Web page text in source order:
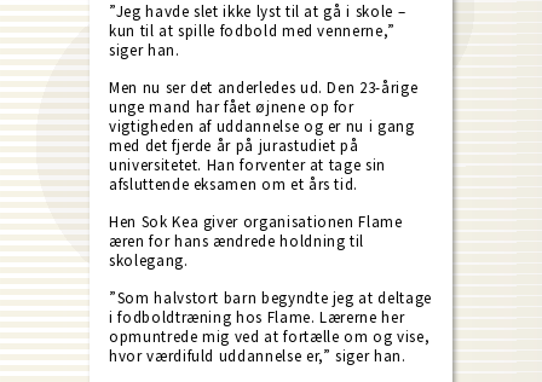
”Jeg havde slet ikke lyst til at gå i skole –
kun til at spille fodbold med vennerne,”
siger han.
Men nu ser det anderledes ud. Den 23-årige
unge mand har fået øjnene op for
vigtigheden af uddannelse og er nu i gang
med det fjerde år på jurastudiet på
universitetet. Han forventer at tage sin
afsluttende eksamen om et års tid.
Hen Sok Kea giver organisationen Flame
æren for hans ændrede holdning til
skolegang.
”Som halvstort barn begyndte jeg at deltage
i fodboldtræning hos Flame. Lærerne her
opmuntrede mig ved at fortælle om og vise,
hvor værdifuld uddannelse er,” siger han.